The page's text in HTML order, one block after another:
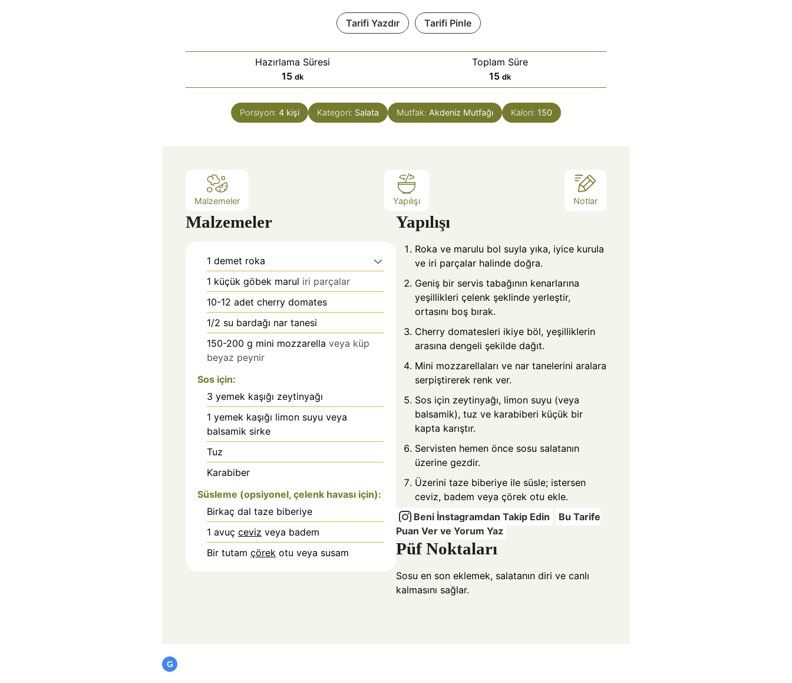
Tarifi Yazdır Tarifi Pinle
Hazırlama Süresi
15d
a
k
i
dk
Toplam Süre
15d
a
k
i
dk
Porsiyon: 4 kişi Kategori: Salata Mutfak: Akdeniz Mutfağı Kalori: 150
Malzemeler Yapılışı Notlar
Malzemeler
1 demet roka
1 küçük göbek marul iri parçalar
10-12 adet cherry domates
1/2 su bardağı nar tanesi
150-200 g mini mozzarella veya küp
beyaz peynir
Sos için:
3 yemek kaşığı zeytinyağı
1 yemek kaşığı limon suyu veya
balsamik sirke
Tuz
Karabiber
Süsleme (opsiyonel, çelenk havası için):
Birkaç dal taze biberiye
1 avuç ceviz veya badem
Bir tutam çörek otu veya susam
Yapılışı
Roka ve marulu bol suyla yıka, iyice kurula
ve iri parçalar halinde doğra.
Geniş bir servis tabağının kenarlarına
yeşillikleri çelenk şeklinde yerleştir,
ortasını boş bırak.
Cherry domatesleri ikiye böl, yeşilliklerin
arasına dengeli şekilde dağıt.
Mini mozzarellaları ve nar tanelerini aralara
serpiştirerek renk ver.
Sos için zeytinyağı, limon suyu (veya
balsamik), tuz ve karabiberi küçük bir
kapta karıştır.
Servisten hemen önce sosu salatanın
üzerine gezdir.
Üzerini taze biberiye ile süsle; istersen
ceviz, badem veya çörek otu ekle.
Beni İnstagramdan Takip Edin
Bu Tarife
Puan Ver ve Yorum Yaz
Püf Noktaları
Sosu en son eklemek, salatanın diri ve canlı
kalmasını sağlar.
G